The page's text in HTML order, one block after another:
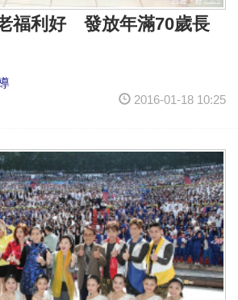
福利好 發放年滿70歲長
2016-01-18 10:25